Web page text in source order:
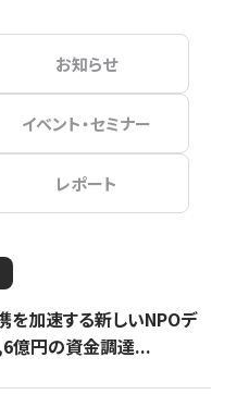
お知らせ
イベント・セミナー
レポート
を加速する新しいNPOデ
億円の資金調達...